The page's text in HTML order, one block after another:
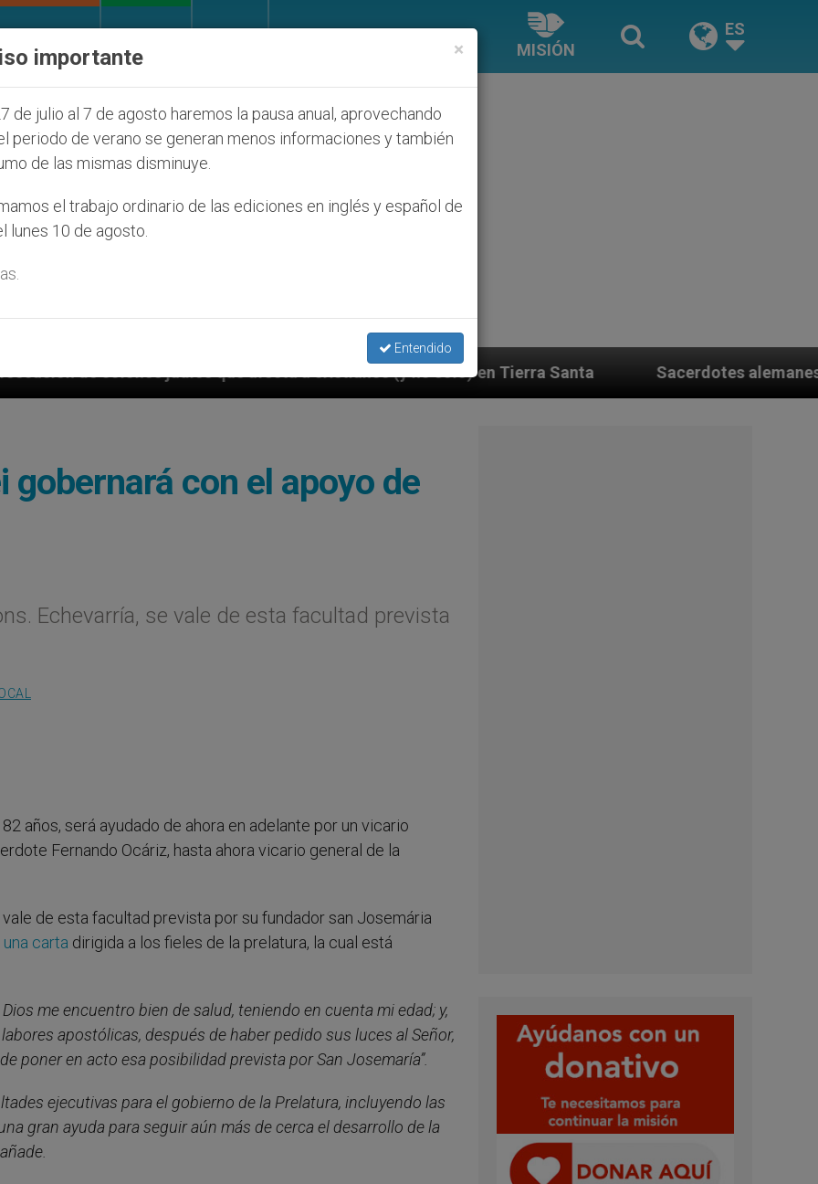
MISIÓN
ES
que afecta a cristianos (y no sólo) en Tierra Santa Sacerdotes alemanes fieles al Papa
gobernará con el apoyo de
Echevarría, se vale de esta facultad prevista
años, será ayudado de ahora en adelante por un vicario
Fernando Ocáriz, hasta ahora vicario general de la
de esta facultad prevista por su fundador san Josemária
carta dirigida a los fieles de la prelatura, la cual está
Dios me encuentro bien de salud, teniendo en cuenta mi edad; y,
apostólicas, después de haber pedido sus luces al Señor,
poner en acto esa posibilidad prevista por San Josemaría”.
ejecutivas para el gobierno de la Prelatura, incluyendo las
gran ayuda para seguir aún más de cerca el desarrollo de la
×
importante
de julio al 7 de agosto haremos la pausa anual, aprovechando
periodo de verano se generan menos informaciones y también
de las mismas disminuye.
el trabajo ordinario de las ediciones en inglés y español de
lunes 10 de agosto.
Entendido